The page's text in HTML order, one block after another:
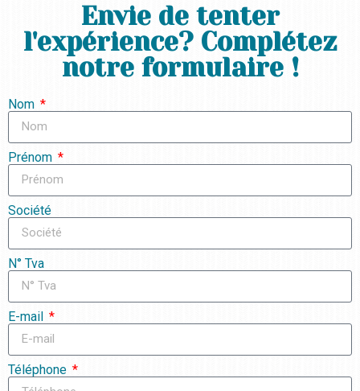
Envie de tenter
l'expérience? Complétez
notre formulaire !
Nom
Prénom
Société
N° Tva
E-mail
Téléphone